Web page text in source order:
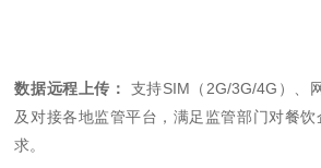
数据远程上传：
支持SIM（2G/3G/4G）、
及对接各地监管平台，满足监管部门对餐
求。